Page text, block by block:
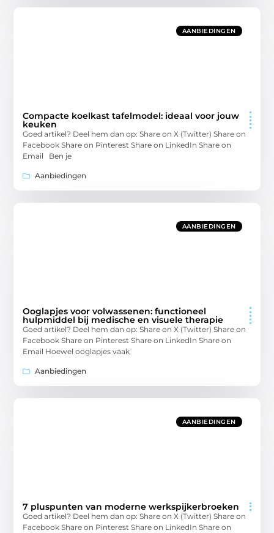
AANBIEDINGEN
Compacte koelkast tafelmodel: ideaal voor jouw
keuken
Goed artikel? Deel hem dan op: Share on X (Twitter) Share on
Facebook Share on Pinterest Share on LinkedIn Share on
Email Ben je
Aanbiedingen
AANBIEDINGEN
Ooglapjes voor volwassenen: functioneel
hulpmiddel bij medische en visuele therapie
Goed artikel? Deel hem dan op: Share on X (Twitter) Share on
Facebook Share on Pinterest Share on LinkedIn Share on
Email Hoewel ooglapjes vaak
Aanbiedingen
AANBIEDINGEN
7 pluspunten van moderne werkspijkerbroeken
Goed artikel? Deel hem dan op: Share on X (Twitter) Share on
Facebook Share on Pinterest Share on LinkedIn Share on